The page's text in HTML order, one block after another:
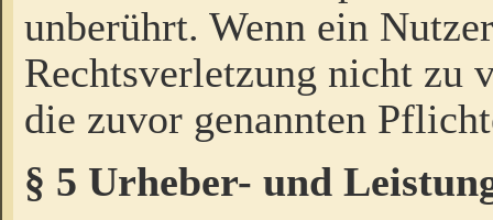
unberührt. Wenn ein
Rechtsverletzung nicht zu
die zuvor genannten
§ 5 Urheber- und